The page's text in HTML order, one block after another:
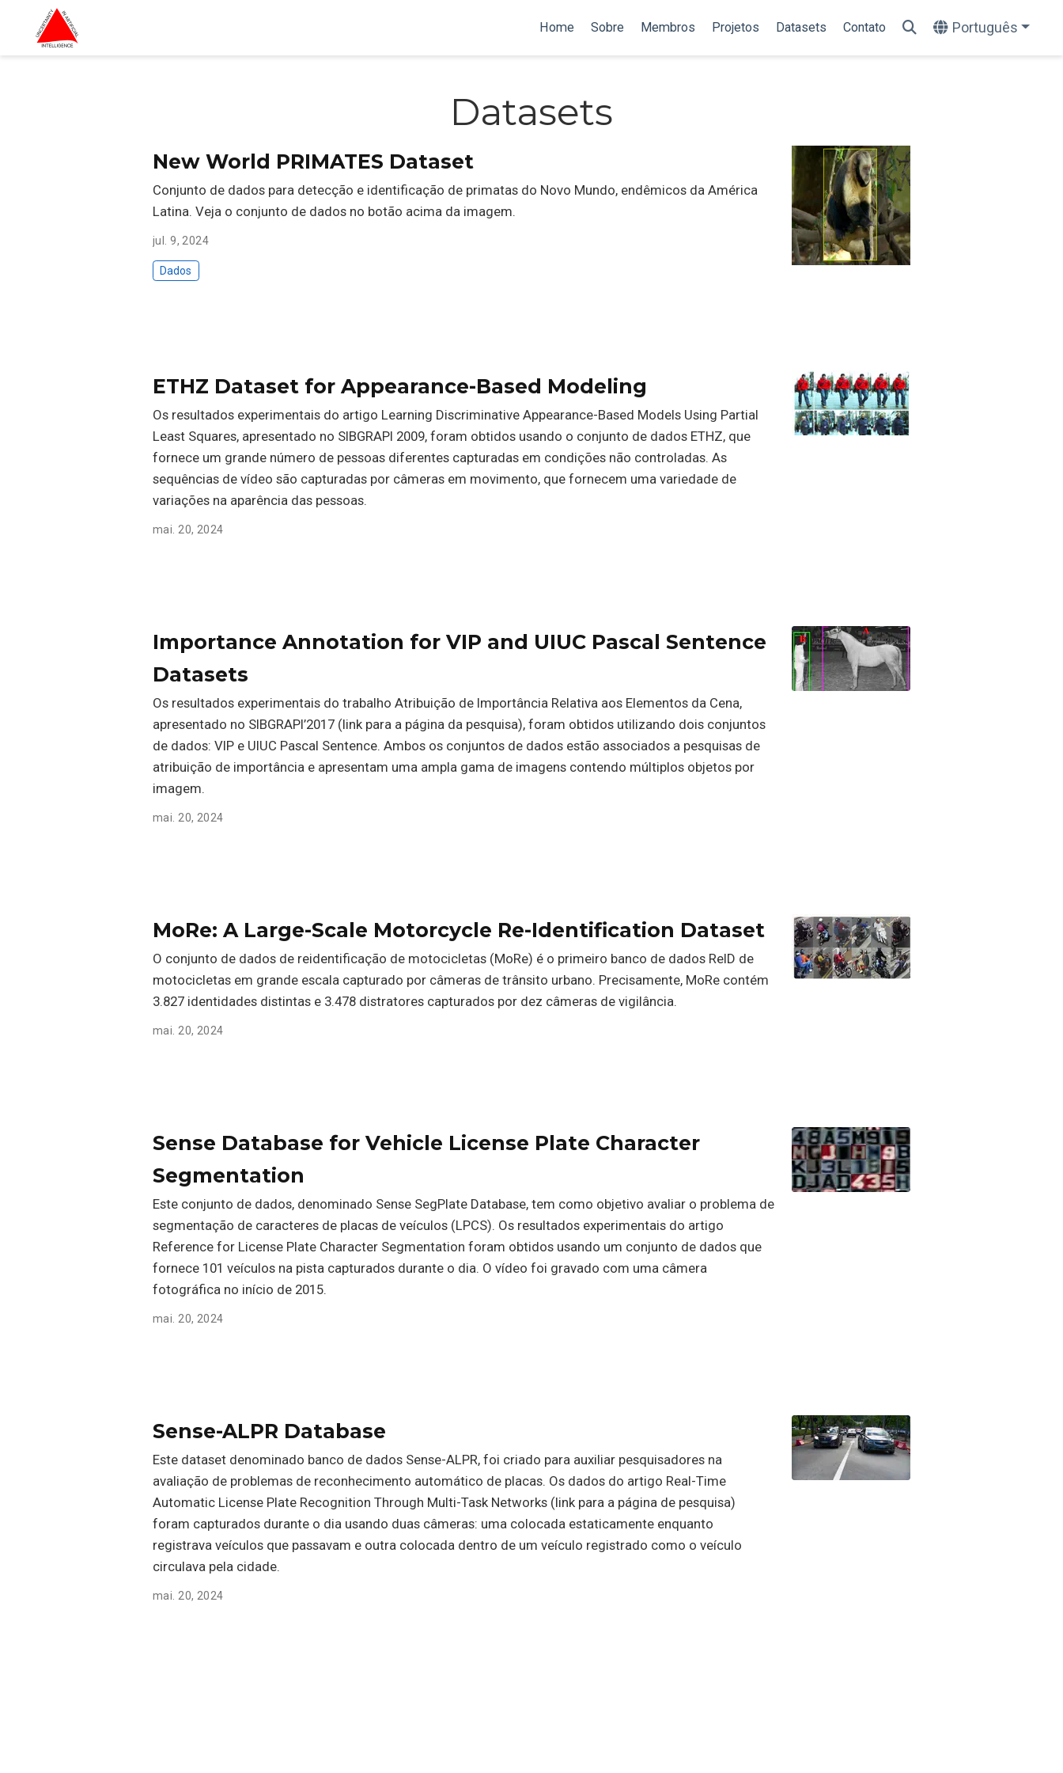
Home Sobre Membros Projetos Datasets Contato Português
Datasets
New World PRIMATES Dataset
Conjunto de dados para detecção e identificação de primatas do Novo Mundo, endêmicos da América
Latina. Veja o conjunto de dados no botão acima da imagem.
jul. 9, 2024
Dados
ETHZ Dataset for Appearance-Based Modeling
Os resultados experimentais do artigo Learning Discriminative Appearance-Based Models Using Partial
Least Squares, apresentado no SIBGRAPI 2009, foram obtidos usando o conjunto de dados ETHZ, que
fornece um grande número de pessoas diferentes capturadas em condições não controladas. As
sequências de vídeo são capturadas por câmeras em movimento, que fornecem uma variedade de
variações na aparência das pessoas.
mai. 20, 2024
Importance Annotation for VIP and UIUC Pascal Sentence
Datasets
Os resultados experimentais do trabalho Atribuição de Importância Relativa aos Elementos da Cena,
apresentado no SIBGRAPI’2017 (link para a página da pesquisa), foram obtidos utilizando dois conjuntos
de dados: VIP e UIUC Pascal Sentence. Ambos os conjuntos de dados estão associados a pesquisas de
atribuição de importância e apresentam uma ampla gama de imagens contendo múltiplos objetos por
imagem.
mai. 20, 2024
MoRe: A Large-Scale Motorcycle Re-Identification Dataset
O conjunto de dados de reidentificação de motocicletas (MoRe) é o primeiro banco de dados ReID de
motocicletas em grande escala capturado por câmeras de trânsito urbano. Precisamente, MoRe contém
3.827 identidades distintas e 3.478 distratores capturados por dez câmeras de vigilância.
mai. 20, 2024
Sense Database for Vehicle License Plate Character
Segmentation
Este conjunto de dados, denominado Sense SegPlate Database, tem como objetivo avaliar o problema de
segmentação de caracteres de placas de veículos (LPCS). Os resultados experimentais do artigo
Reference for License Plate Character Segmentation foram obtidos usando um conjunto de dados que
fornece 101 veículos na pista capturados durante o dia. O vídeo foi gravado com uma câmera
fotográfica no início de 2015.
mai. 20, 2024
Sense-ALPR Database
Este dataset denominado banco de dados Sense-ALPR, foi criado para auxiliar pesquisadores na
avaliação de problemas de reconhecimento automático de placas. Os dados do artigo Real-Time
Automatic License Plate Recognition Through Multi-Task Networks (link para a página de pesquisa)
foram capturados durante o dia usando duas câmeras: uma colocada estaticamente enquanto
registrava veículos que passavam e outra colocada dentro de um veículo registrado como o veículo
circulava pela cidade.
mai. 20, 2024